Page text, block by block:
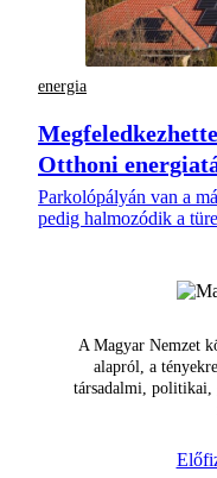
energia
Otthoni
Parkolópályán van a
pedig halmozódik a
A Magyar Nemzet
alapról, a
társadalmi, politikai,